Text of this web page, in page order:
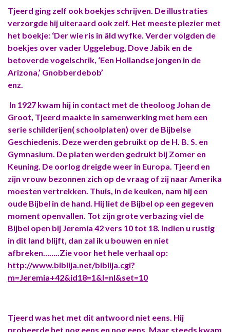
Tjeerd ging zelf ook boekjes schrijven. De illustraties
verzorgde hij uiteraard ook zelf. Het meeste plezier met
het boekje: ‘Der wie ris in âld wyfke. Verder volgden de
boekjes over vader Uggelebug, Dove Jabik en de
betoverde vogelschrik, ‘Een Hollandse jongen in de
Arizona,’ Gnobberdebob’
enz.
In 1927 kwam hij in contact met de theoloog Johan de
Groot, Tjeerd maakte in samenwerking met hem een
serie schilderijen( schoolplaten) over de Bijbelse
Geschiedenis. Deze werden gebruikt op de H. B. S. en
Gymnasium. De platen werden gedrukt bij Zomer en
Keuning. De oorlog dreigde weer in Europa. Tjeerd en
zijn vrouw bezonnen zich op de vraag of zij naar Amerika
moesten vertrekken. Thuis, in de keuken, nam hij een
oude Bijbel in de hand. Hij liet de Bijbel op een gegeven
moment openvallen. Tot zijn grote verbazing viel de
Bijbel open bij Jeremia 42 vers 10 tot 18. Indien u rustig
in dit land blijft, dan zal ik u bouwen en niet
afbreken……..Zie voor het hele verhaal op:
http://www.biblija.net/biblija.cgi?
m=Jeremia+42&id18=1&l=nl&set=10
Tjeerd was het met dit antwoord niet eens. Hij
probeerde het nog eens en nog eens. Maar steeds kwam